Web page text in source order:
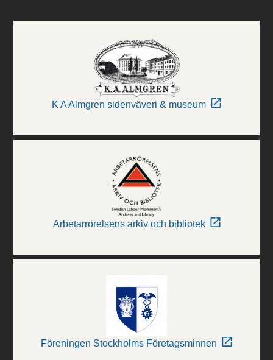
K A Almgren sidenväveri & museum
Arbetarrörelsens arkiv och bibliotek
Föreningen Stockholms Företagsminnen